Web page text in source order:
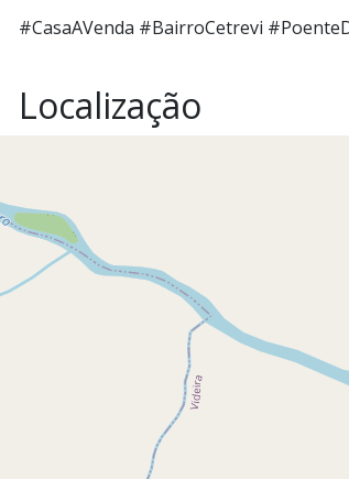
#CasaAVenda #BairroCetrevi
Localização